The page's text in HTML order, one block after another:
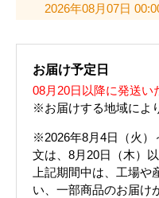
2026年08月07日
お届け予定日
08月20日以降に発送い
※お届けする地域によ
※2026年8月4日（火）
文は、8月20日（木）
上記期間中は、工場
い、一部商品のお届け